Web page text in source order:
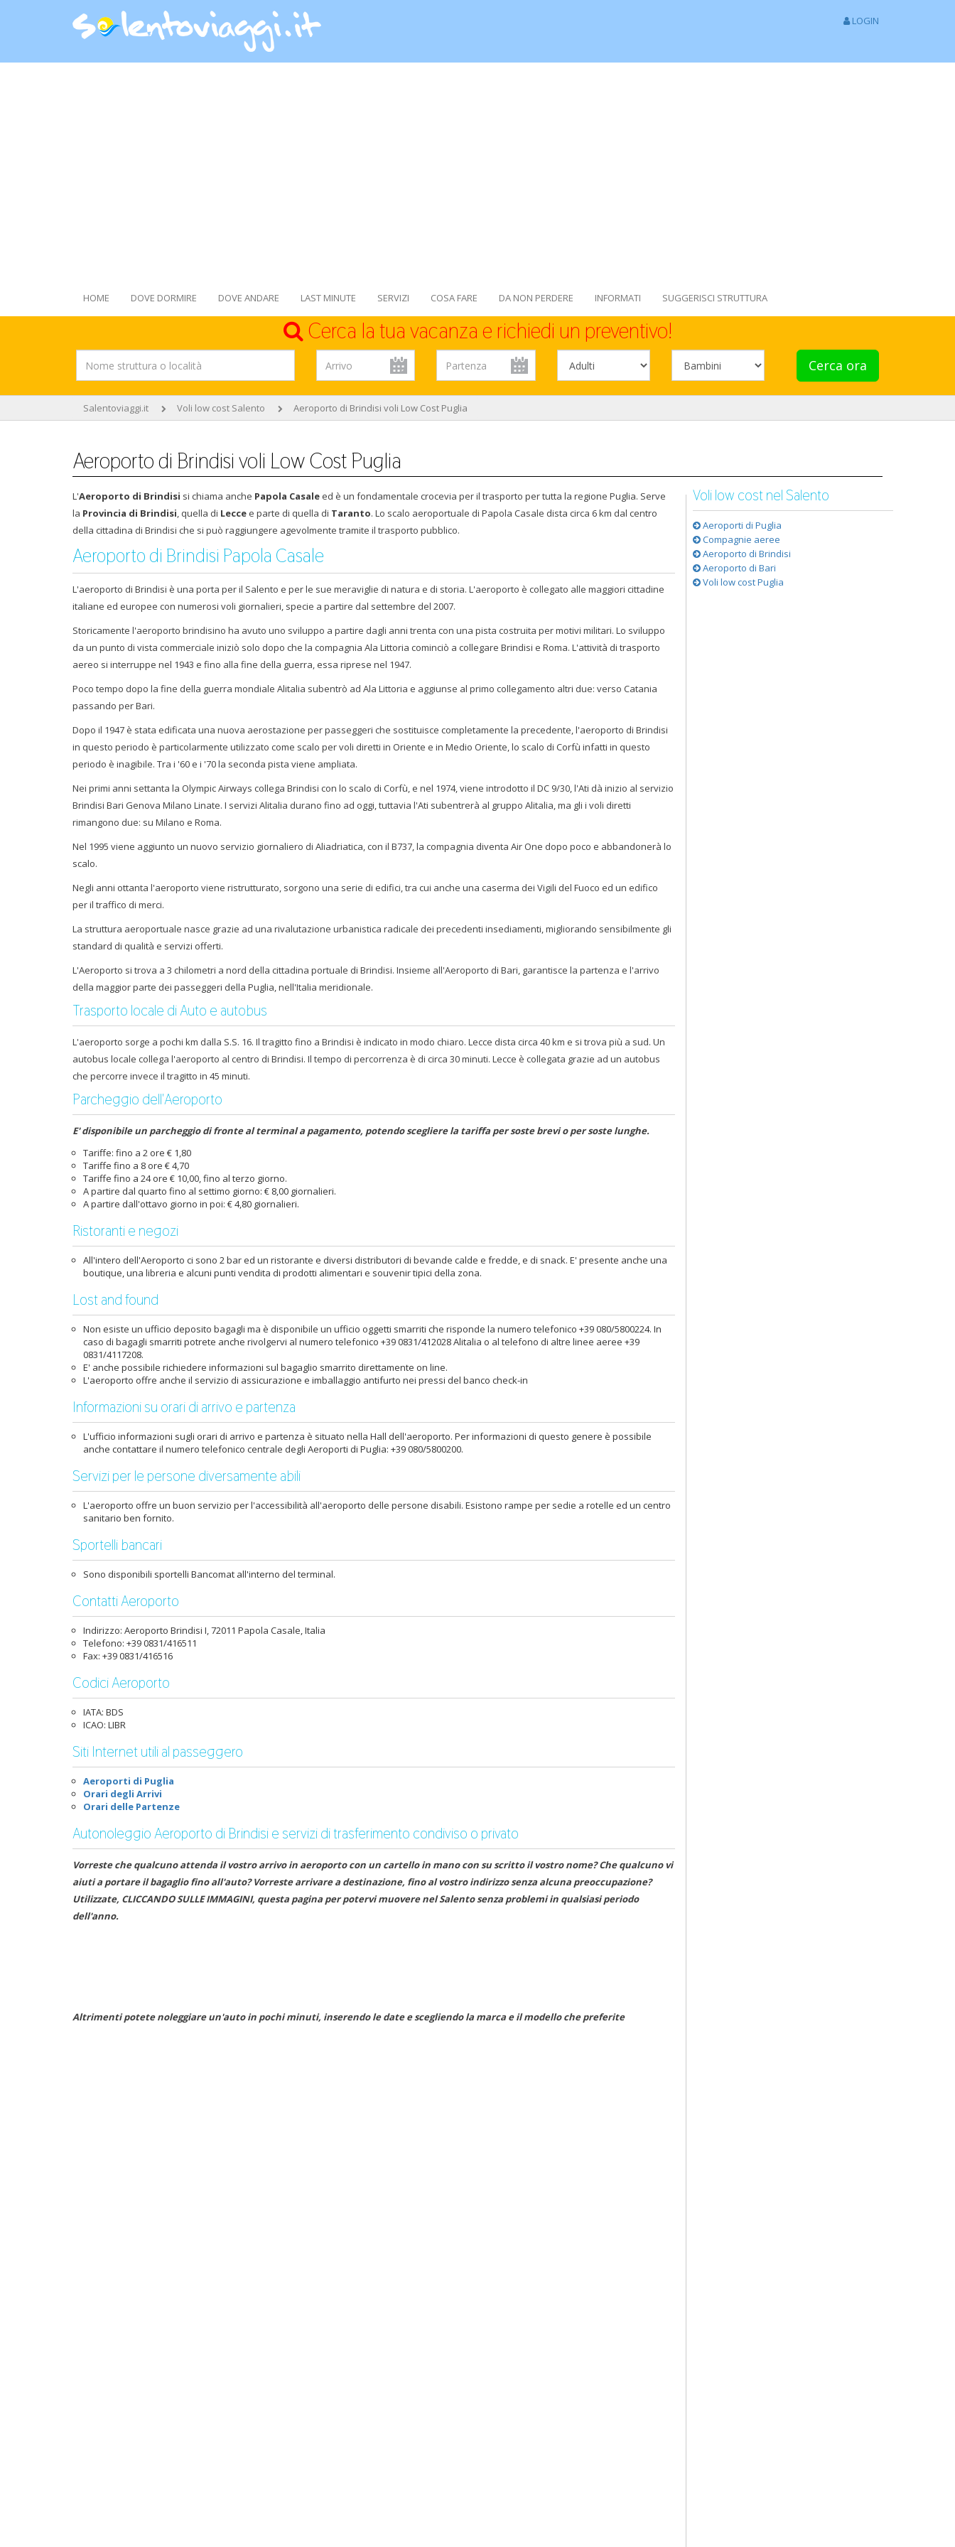
LOGIN
HOME DOVE DORMIRE DOVE ANDARE LAST MINUTE SERVIZI COSA FARE DA NON PERDERE INFORMATI SUGGERISCI STRUTTURA
Cerca la tua vacanza e richiedi un preventivo!
Cerca ora
Salentoviaggi.it Voli low cost Salento Aeroporto di Brindisi voli Low Cost Puglia
Aeroporto di Brindisi voli Low Cost Puglia
L'Aeroporto di Brindisi si chiama anche Papola Casale ed è un fondamentale crocevia per il trasporto per tutta la regione Puglia. Serve
la Provincia di Brindisi, quella di Lecce e parte di quella di Taranto. Lo scalo aeroportuale di Papola Casale dista circa 6 km dal centro
della cittadina di Brindisi che si può raggiungere agevolmente tramite il trasporto pubblico.
Aeroporto di Brindisi Papola Casale
L'aeroporto di Brindisi è una porta per il Salento e per le sue meraviglie di natura e di storia. L'aeroporto è collegato alle maggiori cittadine
italiane ed europee con numerosi voli giornalieri, specie a partire dal settembre del 2007.
Storicamente l'aeroporto brindisino ha avuto uno sviluppo a partire dagli anni trenta con una pista costruita per motivi militari. Lo sviluppo
da un punto di vista commerciale iniziò solo dopo che la compagnia Ala Littoria cominciò a collegare Brindisi e Roma. L'attività di trasporto
aereo si interruppe nel 1943 e fino alla fine della guerra, essa riprese nel 1947.
Poco tempo dopo la fine della guerra mondiale Alitalia subentrò ad Ala Littoria e aggiunse al primo collegamento altri due: verso Catania
passando per Bari.
Dopo il 1947 è stata edificata una nuova aerostazione per passeggeri che sostituisce completamente la precedente, l'aeroporto di Brindisi
in questo periodo è particolarmente utilizzato come scalo per voli diretti in Oriente e in Medio Oriente, lo scalo di Corfù infatti in questo
periodo è inagibile. Tra i '60 e i '70 la seconda pista viene ampliata.
Nei primi anni settanta la Olympic Airways collega Brindisi con lo scalo di Corfù, e nel 1974, viene introdotto il DC 9/30, l'Ati dà inizio al servizio
Brindisi Bari Genova Milano Linate. I servizi Alitalia durano fino ad oggi, tuttavia l'Ati subentrerà al gruppo Alitalia, ma gli i voli diretti
rimangono due: su Milano e Roma.
Nel 1995 viene aggiunto un nuovo servizio giornaliero di Aliadriatica, con il B737, la compagnia diventa Air One dopo poco e abbandonerà lo
scalo.
Negli anni ottanta l'aeroporto viene ristrutturato, sorgono una serie di edifici, tra cui anche una caserma dei Vigili del Fuoco ed un edifico
per il traffico di merci.
La struttura aeroportuale nasce grazie ad una rivalutazione urbanistica radicale dei precedenti insediamenti, migliorando sensibilmente gli
standard di qualità e servizi offerti.
L'Aeroporto si trova a 3 chilometri a nord della cittadina portuale di Brindisi. Insieme all'Aeroporto di Bari, garantisce la partenza e l'arrivo
della maggior parte dei passeggeri della Puglia, nell'Italia meridionale.
Trasporto locale di Auto e autobus
L'aeroporto sorge a pochi km dalla S.S. 16. Il tragitto fino a Brindisi è indicato in modo chiaro. Lecce dista circa 40 km e si trova più a sud. Un
autobus locale collega l'aeroporto al centro di Brindisi. Il tempo di percorrenza è di circa 30 minuti. Lecce è collegata grazie ad un autobus
che percorre invece il tragitto in 45 minuti.
Parcheggio dell'Aeroporto
E' disponibile un parcheggio di fronte al terminal a pagamento, potendo scegliere la tariffa per soste brevi o per soste lunghe.
Tariffe: fino a 2 ore € 1,80
Tariffe fino a 8 ore € 4,70
Tariffe fino a 24 ore € 10,00, fino al terzo giorno.
A partire dal quarto fino al settimo giorno: € 8,00 giornalieri.
A partire dall'ottavo giorno in poi: € 4,80 giornalieri.
Ristoranti e negozi
All'intero dell'Aeroporto ci sono 2 bar ed un ristorante e diversi distributori di bevande calde e fredde, e di snack. E' presente anche una
boutique, una libreria e alcuni punti vendita di prodotti alimentari e souvenir tipici della zona.
Lost and found
Non esiste un ufficio deposito bagagli ma è disponibile un ufficio oggetti smarriti che risponde la numero telefonico +39 080/5800224. In
caso di bagagli smarriti potrete anche rivolgervi al numero telefonico +39 0831/412028 Alitalia o al telefono di altre linee aeree +39
0831/4117208.
E' anche possibile richiedere informazioni sul bagaglio smarrito direttamente on line.
L'aeroporto offre anche il servizio di assicurazione e imballaggio antifurto nei pressi del banco check-in
Informazioni su orari di arrivo e partenza
L'ufficio informazioni sugli orari di arrivo e partenza è situato nella Hall dell'aeroporto. Per informazioni di questo genere è possibile
anche contattare il numero telefonico centrale degli Aeroporti di Puglia: +39 080/5800200.
Servizi per le persone diversamente abili
L'aeroporto offre un buon servizio per l'accessibilità all'aeroporto delle persone disabili. Esistono rampe per sedie a rotelle ed un centro
sanitario ben fornito.
Sportelli bancari
Sono disponibili sportelli Bancomat all'interno del terminal.
Contatti Aeroporto
Indirizzo: Aeroporto Brindisi I, 72011 Papola Casale, Italia
Telefono: +39 0831/416511
Fax: +39 0831/416516
Codici Aeroporto
IATA: BDS
ICAO: LIBR
Siti Internet utili al passeggero
Aeroporti di Puglia
Orari degli Arrivi
Orari delle Partenze
Autonoleggio Aeroporto di Brindisi e servizi di trasferimento condiviso o privato
Vorreste che qualcuno attenda il vostro arrivo in aeroporto con un cartello in mano con su scritto il vostro nome? Che qualcuno vi
aiuti a portare il bagaglio fino all'auto? Vorreste arrivare a destinazione, fino al vostro indirizzo senza alcuna preoccupazione?
Utilizzate, CLICCANDO SULLE IMMAGINI, questa pagina per potervi muovere nel Salento senza problemi in qualsiasi periodo
dell'anno.
Altrimenti potete noleggiare un'auto in pochi minuti, inserendo le date e scegliendo la marca e il modello che preferite
Voli low cost nel Salento
Aeroporti di Puglia
Compagnie aeree
Aeroporto di Brindisi
Aeroporto di Bari
Voli low cost Puglia